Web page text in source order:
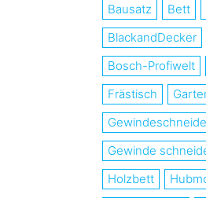
Bausatz
Bett
BlackandDecker
Bosch-Profiwelt
Frästisch
Gewinde
Holzbett